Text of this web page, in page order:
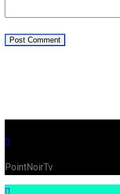
PointNoirTv